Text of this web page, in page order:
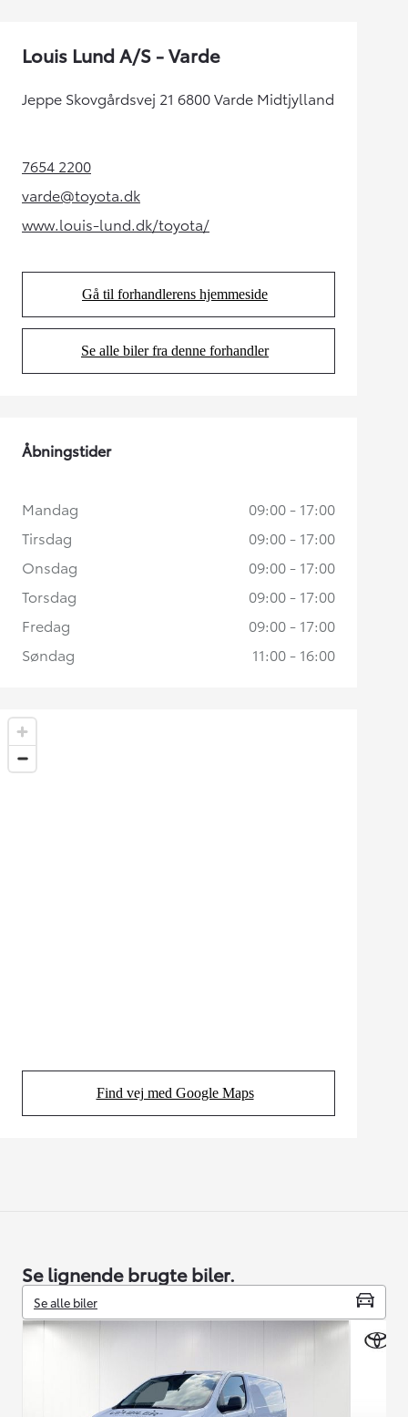
Louis Lund A/S - Varde
Jeppe Skovgårdsvej 21 6800 Varde Midtjylland
7654 2200(Opens in new tab)
varde@toyota.dk(Opens in new tab)
www.louis-lund.dk/toyota/
(Opens in new tab)
Gå til forhandlerens hjemmeside
(Opens in new tab)
Se alle biler fra denne forhandler
(Opens in new tab)
Find vej med Google Maps
(Opens in new tab)
Åbningstider
Mandag
09:00 - 17:00
Tirsdag
09:00 - 17:00
Onsdag
09:00 - 17:00
Torsdag
09:00 - 17:00
Fredag
09:00 - 17:00
Søndag
11:00 - 16:00
Se lignende brugte biler.
Se alle biler